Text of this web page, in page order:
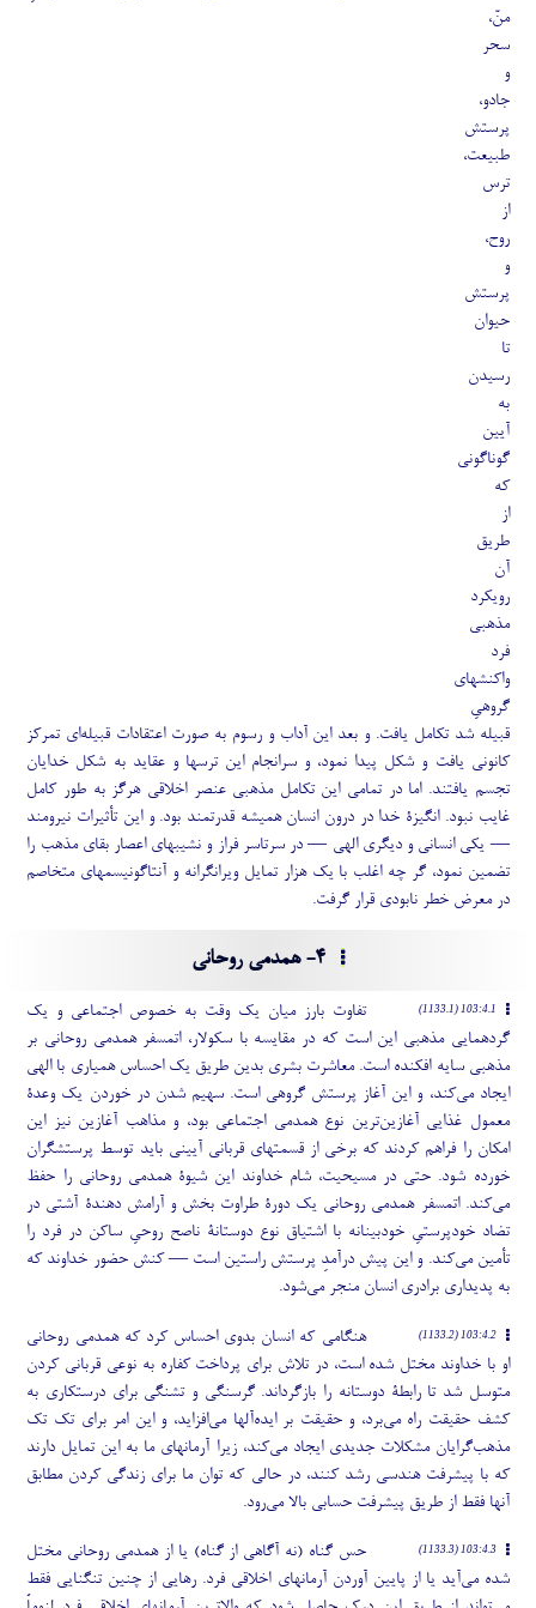
منّ،
سحر
و
جادو،
پرستش
طبیعت،
ترس
از
روح،
و
پرستش
حیوان
تا
رسیدن
به
آیین
گوناگونی
که
از
طریق
آن
رویکرد
مذهبی
فرد
واکنشهای
گروهیِ
قبیله شد تکامل یافت. و بعد این آداب و رسوم به صورت اعتقادات قبیلهای تمرکز
کانونی یافت و شکل پیدا نمود، و سرانجام این ترسها و عقاید به شکل خدایان
تجسم یافتند. اما در تمامی این تکامل مذهبی عنصر اخلاقی هرگز به طور کامل
غایب نبود. انگیزۀ خدا در درون انسان همیشه قدرتمند بود. و این تأثیرات نیرومند
— یکی انسانی و دیگری الهی ­—­ در سرتاسر فراز و نشیبهای اعصار بقای مذهب را
تضمین نمود، گر چه اغلب با یک هزار تمایل ویرانگرانه و آنتاگونیسمهای متخاصم
در معرض خطر نابودی قرار گرفت.
4- همدمی روحانی
103:4.1 (1133.1)
تفاوت بارز میان یک وقت به خصوص اجتماعی و یک
گردهمایی مذهبی این است که در مقایسه با سکولار، اتمسفر همدمی روحانی بر
مذهبی سایه افکنده است. معاشرت بشری بدین طریق یک احساس همیاری با الهی
ایجاد میکند، و این آغاز پرستش گروهی است. سهیم شدن در خوردن یک وعدۀ
معمول غذایی آغازینترین نوع همدمی اجتماعی بود، و مذاهب آغازین نیز این
امکان را فراهم کردند که برخی از قسمتهای قربانی آیینی باید توسط پرستشگران
خورده شود. حتی در مسیحیت، شام خداوند این شیوۀ همدمی روحانی را حفظ
میکند. اتمسفر همدمی روحانی یک دورۀ طراوت بخش و آرامش دهندۀ آشتی در
تضاد خودپرستیِ خودبینانه با اشتیاق نوع دوستانۀ ناصح روحیِ ساکن در فرد را
تأمین میکند. و این پیش درآمدِ پرستش راستین است — کنش حضور خداوند که
به پدیداری برادری انسان منجر میشود.
103:4.2 (1133.2)
هنگامی که انسان بدوی احساس کرد که همدمی روحانی
او با خداوند مختل شده است، در تلاش برای پرداخت کفاره به نوعی قربانی کردن
متوسل شد تا رابطۀ دوستانه را بازگرداند. گرسنگی و تشنگی برای درستکاری به
کشف حقیقت راه میبرد، و حقیقت بر ایدهآلها میافزاید، و این امر برای تک تک
مذهبگرایان مشکلات جدیدی ایجاد میکند، زیرا آرمانهای ما به این تمایل دارند
که با پیشرفت هندسی رشد کنند، در حالی که توان ما برای زندگی کردن مطابق
آنها فقط از طریق پیشرفت حسابی بالا میرود.
103:4.3 (1133.3)
حس گناه (نه آگاهی از گناه) یا از همدمی روحانی مختل
شده میآید یا از پایین آوردن آرمانهای اخلاقی فرد. رهایی از چنین تنگنایی فقط